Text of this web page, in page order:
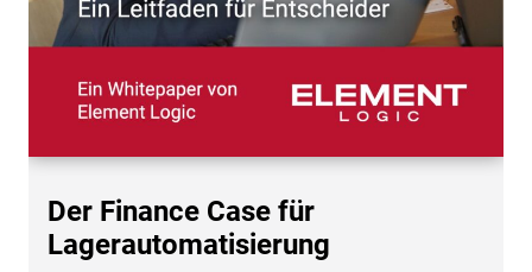
Der Finance Case für
Lagerautomatisierung